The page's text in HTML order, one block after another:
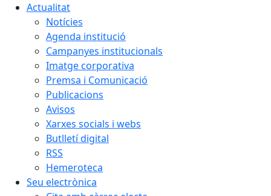
Actualitat
Notícies
Agenda institució
Campanyes institucionals
Imatge corporativa
Premsa i Comunicació
Publicacions
Avisos
Xarxes socials i webs
Butlletí digital
RSS
Hemeroteca
Seu electrònica